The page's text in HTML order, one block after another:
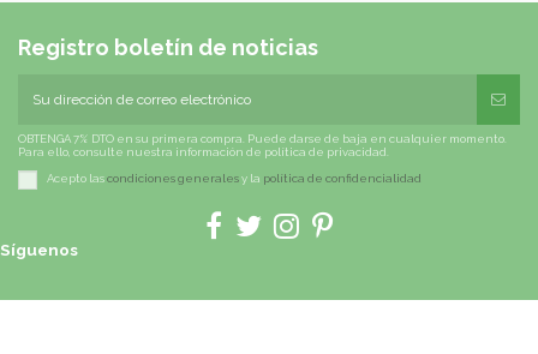
Registro boletín de noticias
OBTENGA 7% DTO en su primera compra. Puede darse de baja en cualquier momento.
Para ello, consulte nuestra información de política de privacidad.
Acepto lascondiciones generalesy la política de confidencialidad
Síguenos